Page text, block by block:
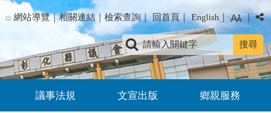
::: 網站導覽｜相關連結 ｜ 檢索查詢｜回首頁｜English ｜ ｜
關鍵字查詢
議事法規 文宣出版 鄉親服務